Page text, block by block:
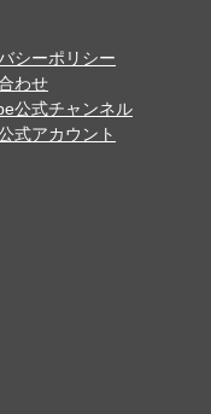
シーポリシー
わせ
公式チャンネル
式アカウント